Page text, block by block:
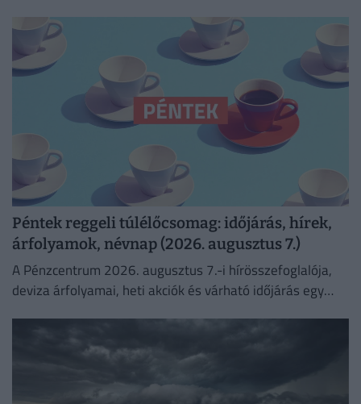
Péntek reggeli túlélőcsomag: időjárás, hírek,
árfolyamok, névnap (2026. augusztus 7.)
A Pénzcentrum 2026. augusztus 7.-i hírösszefoglalója,
deviza árfolyamai, heti akciók és várható időjárás egy